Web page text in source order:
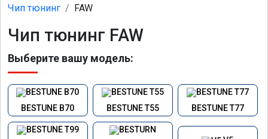
Чип тюнинг FAW
Чип тюнинг FAW
Выберите вашу модель:
BESTUNE B70 BESTUNE T55 BESTUNE T77